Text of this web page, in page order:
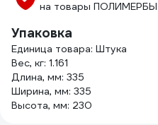
на товары
Упаковка
Единица товара: Штука
Вес, кг: 1.161
Длина, мм: 335
Ширина, мм: 335
Высота, мм: 230